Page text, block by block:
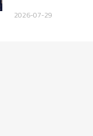
2026-07-29